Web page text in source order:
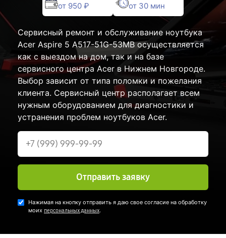
от 950 ₽ от 30 мин
Сервисный ремонт и обслуживание ноутбука
Acer Aspire 5 A517-51G-53MB осуществляется
как с выездом на дом, так и на базе
сервисного центра Acer в Нижнем Новгороде.
Выбор зависит от типа поломки и пожелания
клиента. Сервисный центр располагает всем
нужным оборудованием для диагностики и
устранения проблем ноутбуков Acer.
Отправить заявку
Нажимая на кнопку отправить я даю свое согласие на обработку
моих персональных данных.